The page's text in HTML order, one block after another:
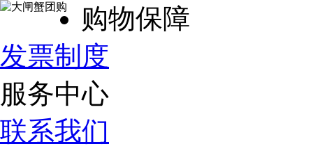
购物保障
发票制度
服务中心
联系我们